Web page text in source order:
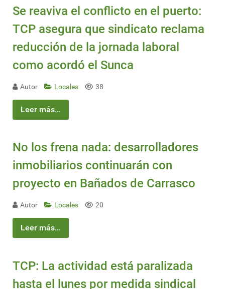
Se reaviva el conflicto en el puerto:
TCP asegura que sindicato reclama
reducción de la jornada laboral
como acordó el Sunca
Autor Locales 38
Leer más...
No los frena nada: desarrolladores
inmobiliarios continuarán con
proyecto en Bañados de Carrasco
Autor Locales 20
Leer más...
TCP: La actividad está paralizada
hasta el lunes por medida sindical